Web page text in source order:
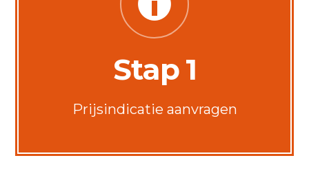
Stap 1
Prijsindicatie aanvragen